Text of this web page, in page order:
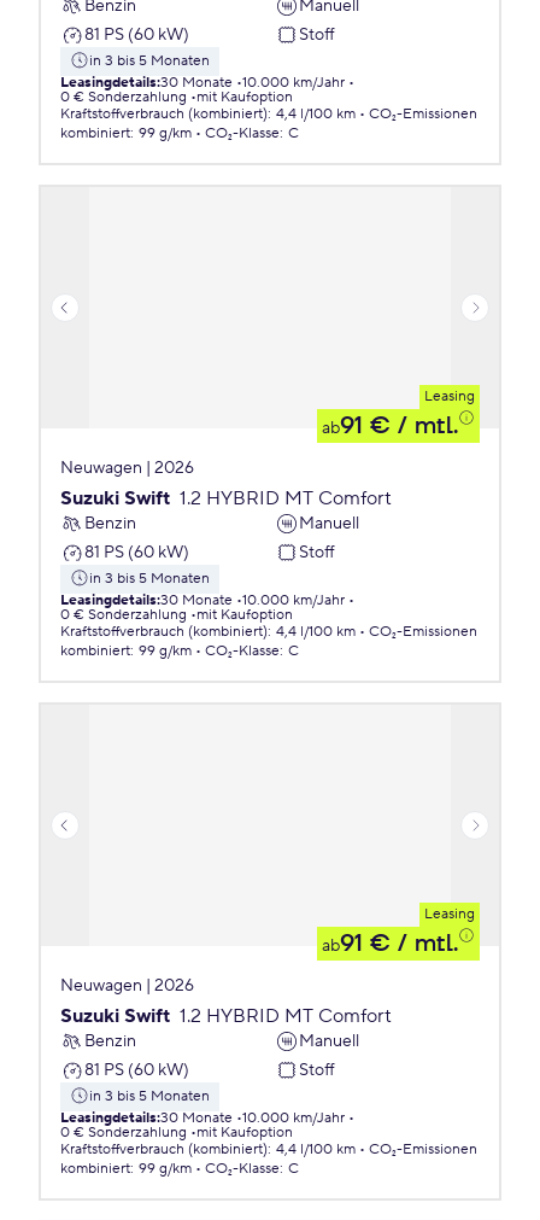
Benzin
Manuell
81 PS (60 kW)
Stoff
in 3 bis 5 Monaten
Leasingdetails:30 Monate 10.000 km/Jahr
0 € Sonderzahlung
mit Kaufoption
Kraftstoffverbrauch (kombiniert): 4,4 l/100 km
CO₂-Emissionen
kombiniert: 99 g/km CO₂-Klasse: C
Leasing
ab91 € / mtl.
Neuwagen | 2026
Suzuki Swift 1.2 HYBRID MT Comfort
Benzin
Manuell
81 PS (60 kW)
Stoff
in 3 bis 5 Monaten
Leasingdetails:30 Monate 10.000 km/Jahr
0 € Sonderzahlung
mit Kaufoption
Kraftstoffverbrauch (kombiniert): 4,4 l/100 km
CO₂-Emissionen
kombiniert: 99 g/km CO₂-Klasse: C
Leasing
ab91 € / mtl.
Neuwagen | 2026
Suzuki Swift 1.2 HYBRID MT Comfort
Benzin
Manuell
81 PS (60 kW)
Stoff
in 3 bis 5 Monaten
Leasingdetails:30 Monate 10.000 km/Jahr
0 € Sonderzahlung
mit Kaufoption
Kraftstoffverbrauch (kombiniert): 4,4 l/100 km
CO₂-Emissionen
kombiniert: 99 g/km CO₂-Klasse: C